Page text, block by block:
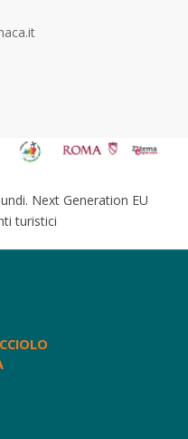
Next Generation EU
turistici